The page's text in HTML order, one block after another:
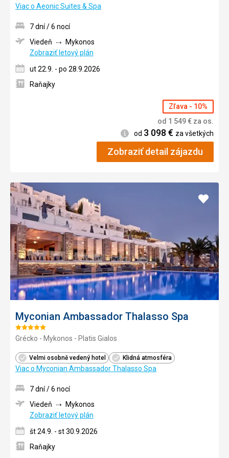
Viac o Aeonic Suites & Spa
7 dní / 6 nocí
Viedeň
Mykonos
Zobraziť letový plán
ut 22.9. - po 28.9.2026
Raňajky
Zľava - 10%
od 1 549€ za os.
Informácie
od 3 098 € za všetkých
Zobraziť detail zájazdu
Myconian Ambassador Thalasso Spa
Hodnotenie:
5/5
Grécko - Mykonos - Platis Gialos
Velmi osobně vedený hotel Klidná atmosféra
Viac o Myconian Ambassador Thalasso Spa
Pridať
7 dní / 6 nocí
Viedeň
Mykonos
Zobraziť letový plán
št 24.9. - st 30.9.2026
Raňajky